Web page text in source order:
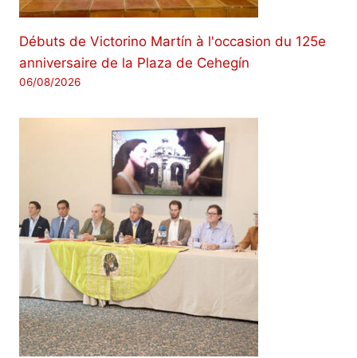
Débuts de Victorino Martín à l'occasion du 125e
anniversaire de la Plaza de Cehegín
06/08/2026